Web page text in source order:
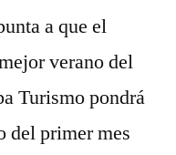
a que el
verano del
Turismo pondrá
del primer mes